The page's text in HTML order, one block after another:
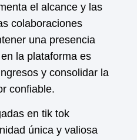
el alcance y las
colaboraciones
una presencia
la plataforma es
y consolidar la
confiable.
en tik tok
única y valiosa